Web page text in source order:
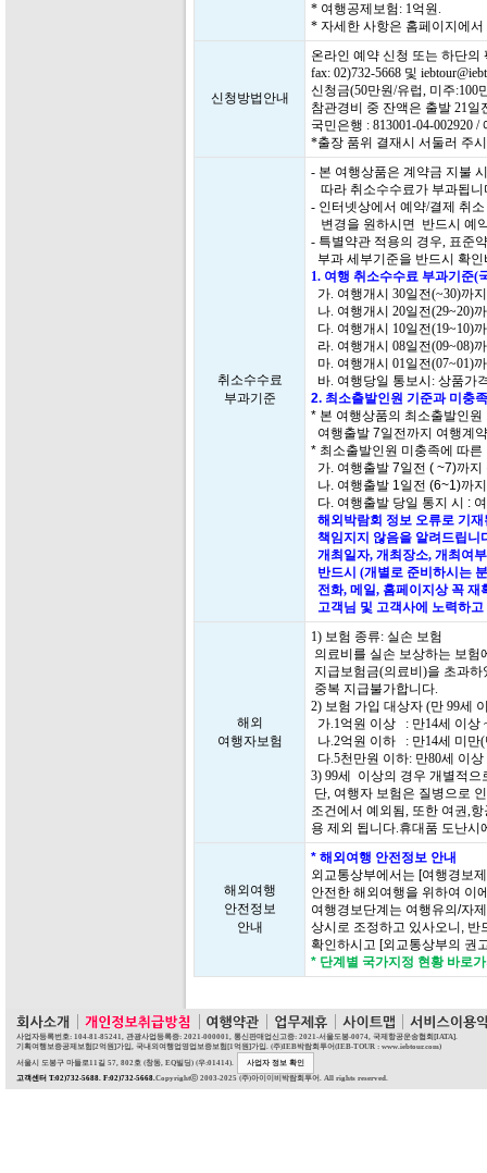
* 여행공제보험: 1억원.
* 자세한 사항은 홈페이지에
신청방법안내
온라인 예약 신청 또는 하단
fax: 02)732-5668 및
신청금(50만원/유럽, 미주:100
참관경비 중 잔액은 출발 21
국민은행 : 813001-04-002920
*출장 품위 결재시 서둘러 주
취소수수료
부과기준
- 본 여행상품은 계약금 지불
따라 취소수수료가 부과됩니
- 인터넷상에서 예약/결제 취
변경을 원하시면 반드시 예
- 특별약관 적용의 경우, 표준
부과 세부기준을 반드시 확
1. 여행 취소수수료 부과기준(
가. 여행개시 30일전(~30)까
나. 여행개시 20일전(29~20)
다. 여행개시 10일전(19~10)
라. 여행개시 08일전(09~08)
마. 여행개시 01일전(07~01)
바. 여행당일 통보시: 상품가
2. 최소출발인원 기준과 미충
* 본 여행상품의 최소출발인
여행출발 7일전까지 여행계
* 최소출발인원 미충족에 따
가. 여행출발 7일전 ( ~7)까
나. 여행출발 1일전 (6~1)까
다. 여행출발 당일 통지 시 :
해외박람회 정보 오류로 기
책임지지 않음을 알려드립니
개최일자, 개최장소, 개최여
반드시 (개별로 준비하시는
전화, 메일, 홈페이지상 꼭 재
고객님 및 고객사에 노력하
해외
여행자보험
1) 보험 종류: 실손 보험
의료비를 실손 보상하는 보
지급보험금(의료비)을 초과
중복 지급불가합니다.
2) 보험 가입 대상자 (만 99세
가.1억원 이상 : 만14세 이상
나.2억원 이하 : 만14세 미만
다.5천만원 이하: 만80세 이
3) 99세 이상의 경우 개별적
단, 여행자 보험은 질병으로
조건에서 예외됨, 또한 여권,
용 제외 됩니다.휴대품 도난
해외여행
안전정보
안내
* 해외여행 안전정보 안내
외교통상부에서는 [여행경보
안전한 해외여행을 위하여 이
여행경보단계는 여행유의/자
상시로 조정하고 있사오니, 반
확인하시고 [외교통상부의 권
* 단계별 국가지정 현황 바로
사업자등록번호: 104-81-85241, 관광사업등록증: 2021-000001, 통신판매업신고증: 2021-서울도봉-0074, 국제항공운송협회[IATA].
기획여행보증공제보험[2억원]가입, 국내외여행업영업보증보험[1억원]가입. (주)IEB박람회투어(IEB-TOUR : www.iebtour.com)
서울시 도봉구 마들로11길 57, 802호 (창동, EQ빌딩) (우:01414).
사업자 정보 확인
고객센터 T:02)732-5688. F:02)732-5668.Copyrightⓒ 2003-2025 (주)아이이비박람회투어. All rights reserved.